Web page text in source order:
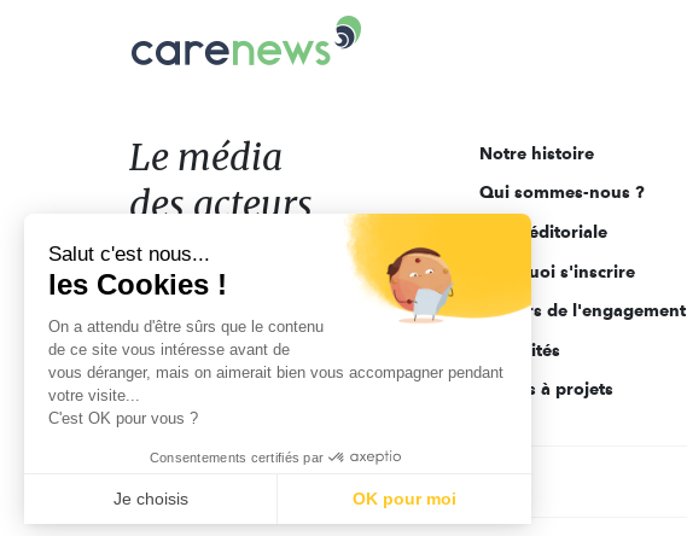
Le
acteurs
de
l'engagement
Le média
des acteurs
de l'engagement
Notre histoire
Qui sommes-nous ?
Ligne éditoriale
Pourquoi s'inscrire
Acteurs de l'engagement
Actualités
Appels à projets
Salut c'est nous...
les Cookies !
On a attendu d'être sûrs que le contenu
de ce site vous intéresse avant de
vous déranger, mais on aimerait bien vous accompagner pendant
votre visite...
C'est OK pour vous ?
Consentements certifiés par
Je choisis OK pour moi